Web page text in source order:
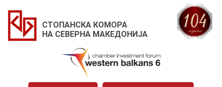
СТОПАНСКА КОМОРА
НА СЕВЕРНА МАКЕДОНИЈА